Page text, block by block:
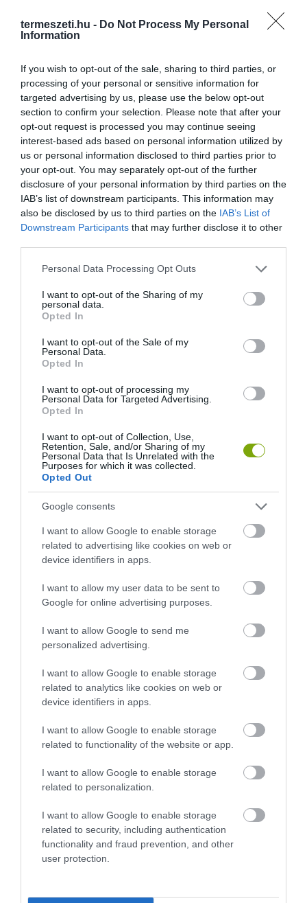
termeszeti.hu - Do Not Process My Personal
Information
If you wish to opt-out of the sale, sharing to third parties, or
processing of your personal or sensitive information for
targeted advertising by us, please use the below opt-out
section to confirm your selection. Please note that after your
opt-out request is processed you may continue seeing
interest-based ads based on personal information utilized by
us or personal information disclosed to third parties prior to
your opt-out. You may separately opt-out of the further
disclosure of your personal information by third parties on the
IAB’s list of downstream participants. This information may
also be disclosed by us to third parties on the IAB’s List of
Downstream Participants that may further disclose it to other
Please note that this website/app uses one or more Google
not limited to your visit or usage behaviour. You may click to
grant or deny consent to Google and its third-party tags to
use your data for below specified purposes in below Google
consent section.
Personal Data Processing Opt Outs
I want to opt-out of the Sharing of my
personal data.
Opted In
I want to opt-out of the Sale of my
Personal Data.
Opted In
I want to opt-out of processing my
Personal Data for Targeted Advertising.
Opted In
I want to opt-out of Collection, Use,
Retention, Sale, and/or Sharing of my
Personal Data that Is Unrelated with the
Purposes for which it was collected.
Opted Out
Google consents
I want to allow Google to enable storage
related to advertising like cookies on web or
device identifiers in apps.
I want to allow my user data to be sent to
Google for online advertising purposes.
I want to allow Google to send me
personalized advertising.
I want to allow Google to enable storage
related to analytics like cookies on web or
device identifiers in apps.
I want to allow Google to enable storage
related to functionality of the website or app.
I want to allow Google to enable storage
related to personalization.
I want to allow Google to enable storage
related to security, including authentication
functionality and fraud prevention, and other
user protection.
ELŐZŐ CIKK
A HEATHROW BÁJOS MACKÓI ISMÉT ITT VANNAK, ÉS MEGINT
13 ZEN KERTECSKE AZ ÍRÓASZTALOD SARKÁRA
HASONLÓ ÉRDEKESSÉGEK
TEXTILJEI ÚJRA ÖSSZEÁLLTAK:
A RUHA, AMELY TÚLÉLTE A
2026-06-29
NEM MINDENKI MENEKÜLT
POMPEJIBEN: LEHET, HOGY
EGY ORVOS A VÉGSŐKIG
SEGÍTENI PRÓBÁLT
DAVID ATTENBOROUGH 100
ÉVES: AZ EMBER, AKI
MEGTANÍTOTTA A VILÁGNAK,
HOGYAN KELL NÉZNI A
2026-05-08
NOBEL-DÍJAT KAPOTT EGY
FÉREGÉRT – CSAK ÉPPEN NEM
AZ OKOZTA A RÁKOT